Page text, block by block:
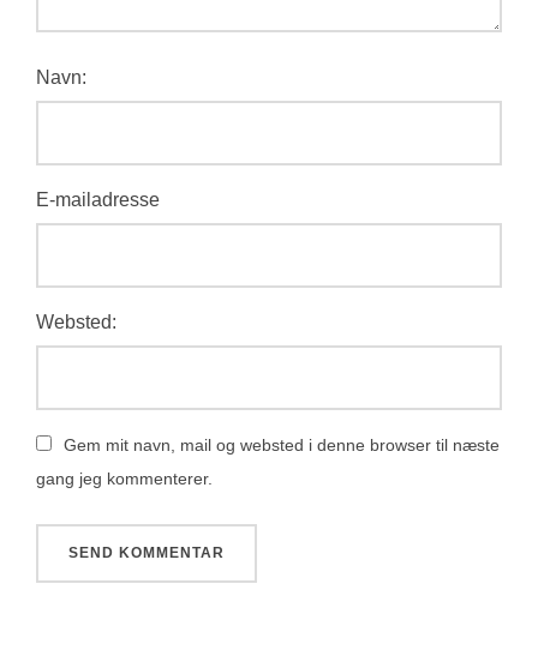
Navn:
E-mailadresse
Websted:
Gem mit navn, mail og websted i denne browser til næste
gang jeg kommenterer.